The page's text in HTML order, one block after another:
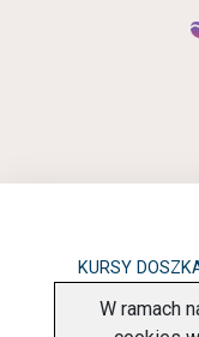
KURSY
OBOWIĄZEK
W ramach